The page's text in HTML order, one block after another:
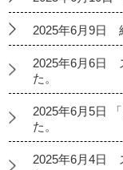
2025年6月9日
2025年6月6日
た。
2025年6月5日
た。
2025年6月4日